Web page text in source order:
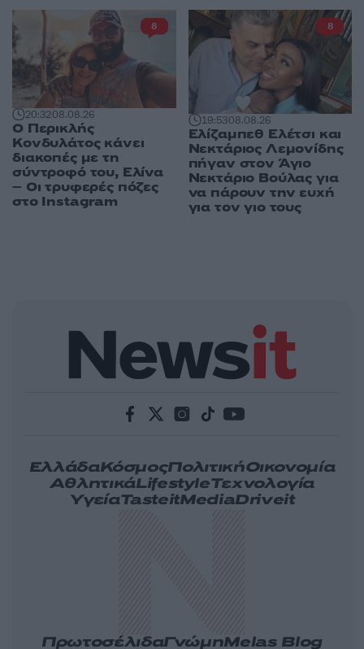
20:3208.08.26
Ο Περικλής
Κονδυλάτος κάνει
διακοπές με τη
σύντροφό του, Ελίνα
– Οι τρυφερές πόζες
στο Instagram
8
19:5308.08.26
Ελίζαμπεθ Ελέτσι και
Νεκτάριος Λεμονίδης
πήγαν στον Άγιο
Νεκτάριο Βούλας για
να πάρουν την ευχή
για τον γιο τους
8
ΕλλάδαΚόσμοςΠολιτικήΟικονομία
ΑθλητικάLifestyleΤεχνολογία
ΥγείαTasteitMediaDriveit
ΠρωτοσέλιδαΓνώμηMelas Blog